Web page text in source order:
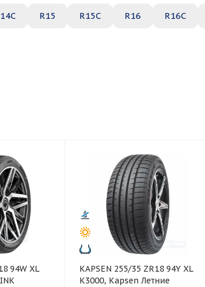
R15 R15C R16 R16C
KAPSEN 255/35 ZR18 94Y XL
K3000, Kapsen Летние